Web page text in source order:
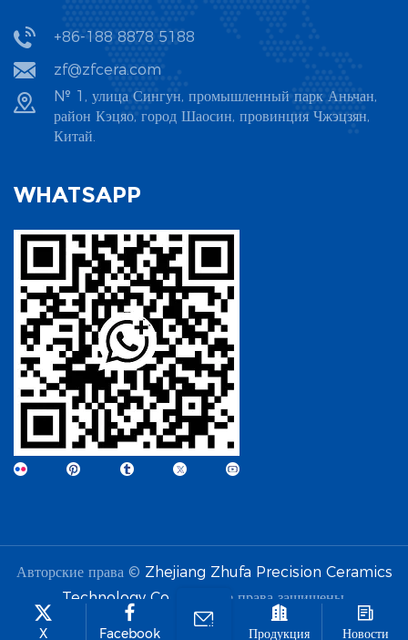
+86-188 8878 5188
zf@zfcera.com
№ 1, улица Сингун, промышленный парк Аньчан,
район Кэцяо, город Шаосин, провинция Чжэцзян,
Китай.
WHATSAPP
Авторские права © Zhejiang Zhufa Precision Ceramics
Technology Co., Ltd.
Все права защищены.
X Facebook Продукция Новости